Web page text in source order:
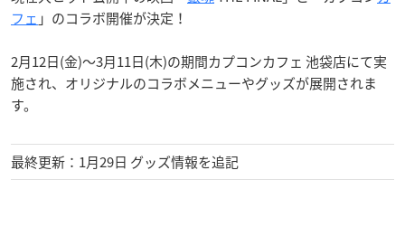
フェ 」のコラボ開催が決定！
2月12日(金)～3月11日(木)の期間カプコンカフェ 池袋店にて実
施され、オリジナルのコラボメニューやグッズが展開されま
す。
最終更新：1月29日 グッズ情報を追記